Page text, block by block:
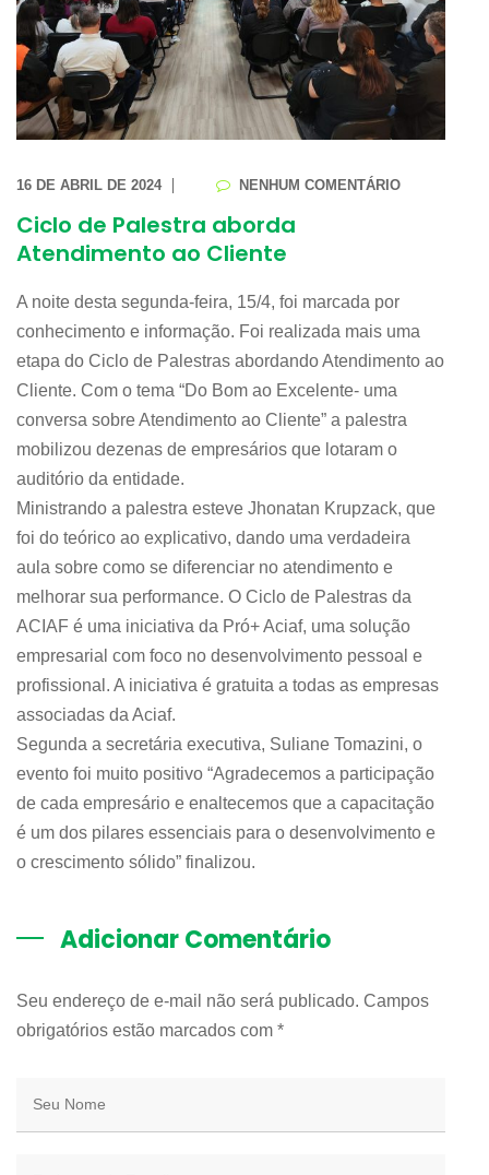
16 DE ABRIL DE 2024 NENHUM COMENTÁRIO
Ciclo de Palestra aborda
Atendimento ao Cliente
A noite desta segunda-feira, 15/4, foi marcada por
conhecimento e informação. Foi realizada mais uma
etapa do Ciclo de Palestras abordando Atendimento ao
Cliente. Com o tema “Do Bom ao Excelente- uma
conversa sobre Atendimento ao Cliente” a palestra
mobilizou dezenas de empresários que lotaram o
auditório da entidade.
Ministrando a palestra esteve Jhonatan Krupzack, que
foi do teórico ao explicativo, dando uma verdadeira
aula sobre como se diferenciar no atendimento e
melhorar sua performance. O Ciclo de Palestras da
ACIAF é uma iniciativa da Pró+ Aciaf, uma solução
empresarial com foco no desenvolvimento pessoal e
profissional. A iniciativa é gratuita a todas as empresas
associadas da Aciaf.
Segunda a secretária executiva, Suliane Tomazini, o
evento foi muito positivo “Agradecemos a participação
de cada empresário e enaltecemos que a capacitação
é um dos pilares essenciais para o desenvolvimento e
o crescimento sólido” finalizou.
Adicionar Comentário
Seu endereço de e-mail não será publicado. Campos
obrigatórios estão marcados com *